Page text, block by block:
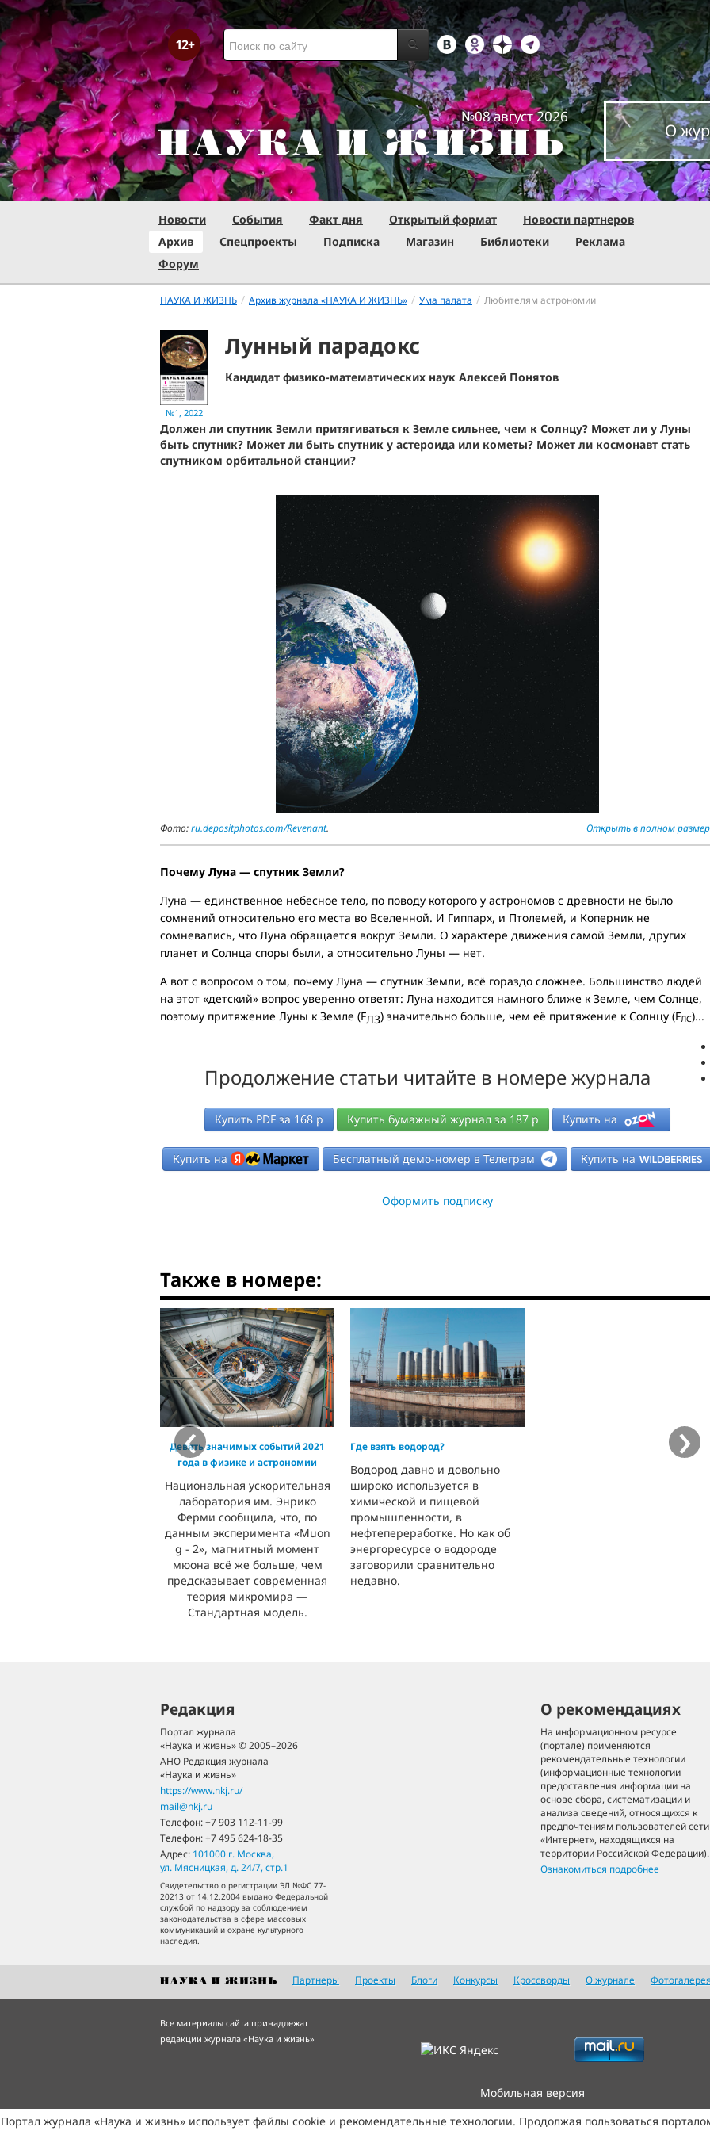
№08 август 2026
О
Новости События Факт дня Открытый формат
Новости партнеров
Архив
Спецпроекты Подписка Магазин Библиотеки
Реклама
Форум
НАУКА И ЖИЗНЬ / Архив журнала «НАУКА И ЖИЗНЬ» / Ума палата / Любителям астрономии
№1, 2022
Лунный парадокс
Кандидат физико-математических наук Алексей Понятов
Должен ли спутник Земли притягиваться к Земле сильнее, чем к Солнцу? Может ли у Луны
быть спутник? Может ли быть спутник у астероида или кометы? Может ли космонавт стать
спутником орбитальной станции?
Фото:ru.depositphotos.com/Revenant. Открыть в полном
Почему Луна — спутник Земли?
Луна — единственное небесное тело, по поводу которого у астрономов с древности не было
сомнений относительно его места во Вселенной. И Гиппарх, и Птолемей, и Коперник не
сомневались, что Луна обращается вокруг Земли. О характере движения самой Земли, других
планет и Солнца споры были, а относительно Луны — нет.
А вот с вопросом о том, почему Луна — спутник Земли, всё гораздо сложнее. Большинство людей
на этот «детский» вопрос уверенно ответят: Луна находится намного ближе к Земле, чем Солнце,
поэтому притяжение Луны к Земле (FЛЗ) значительно больше, чем её притяжение к Солнцу (FЛС)...
Продолжение статьи читайте в номере журнала
Купить PDF за 168 р Купить бумажный журнал за 187 р Купить на
Купить на Бесплатный демо-номер в Телеграм Купить на
Оформить подписку
Также в номере:
Девять значимых событий 2021
года в физике и астрономии
Национальная ускорительная
лаборатория им. Энрико
Ферми сообщила, что, по
данным эксперимента «Muon
g - 2», магнитный момент
мюона всё же больше, чем
предсказывает современная
теория микромира —
Стандартная модель.
Где взять водород?
Водород давно и довольно
широко используется в
химической и пищевой
промышленности, в
нефтепереработке. Но как об
энергоресурсе о водороде
заговорили сравнительно
недавно.
‹ ›
Редакция
Портал журнала
«Наука и жизнь» © 2005–2026
АНО Редакция журнала
«Наука и жизнь»
https://www.nkj.ru/
mail@nkj.ru
Телефон:+7 903 112-11-99
Телефон:+7 495 624-18-35
Адрес: 101000 г. Москва,
ул. Мясницкая, д. 24/7, стр.1
Свидетельство о регистрации ЭЛ №ФС 77-
20213 от 14.12.2004 выдано Федеральной
службой по надзору за соблюдением
законодательства в сфере массовых
коммуникаций и охране культурного
наследия.
О рекомендациях
На информационном ресурсе
(портале) применяются
рекомендательные технологии
(информационные технологии
предоставления информации на
основе сбора, систематизации и
анализа сведений, относящихся к
предпочтениям пользователей сети
«Интернет», находящихся на
территории Российской Федерации).
Ознакомиться подробнее
Партнеры Проекты Блоги Конкурсы Кроссворды О журнале
Все материалы сайта принадлежат
редакции журнала «Наука и жизнь»
Мобильная версия
Портал журнала «Наука и жизнь» использует файлы cookie и рекомендательные технологии. Продолжая пользоваться